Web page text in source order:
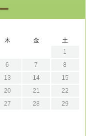
木 金
土
1
6 7
8
13 14
15
20 21
22
27 28
29